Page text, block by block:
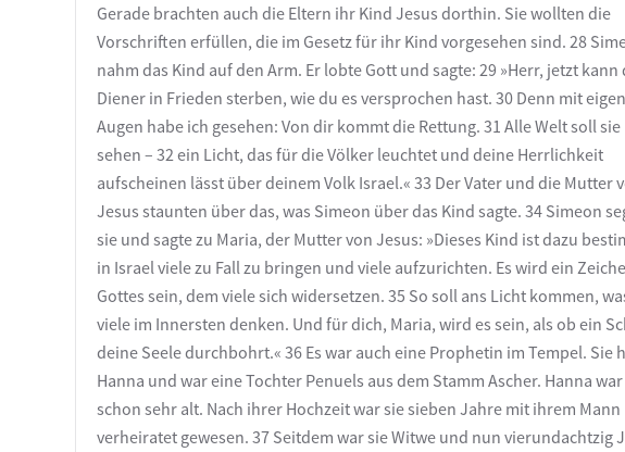
Gerade brachten auch die Eltern ihr Kind Jesus dorthin. Sie wollten die
Vorschriften erfüllen, die im Gesetz für ihr Kind vorgesehen sind. 28
nahm das Kind auf den Arm. Er lobte Gott und sagte: 29 »Herr, jetzt kann
Diener in Frieden sterben, wie du es versprochen hast. 30 Denn mit
Augen habe ich gesehen: Von dir kommt die Rettung. 31 Alle Welt soll sie
sehen – 32 ein Licht, das für die Völker leuchtet und deine Herrlichkeit
aufscheinen lässt über deinem Volk Israel.« 33 Der Vater und die Mutter
Jesus staunten über das, was Simeon über das Kind sagte. 34 Simeon
sie und sagte zu Maria, der Mutter von Jesus: »Dieses Kind ist dazu
in Israel viele zu Fall zu bringen und viele aufzurichten. Es wird ein
Gottes sein, dem viele sich widersetzen. 35 So soll ans Licht kommen,
viele im Innersten denken. Und für dich, Maria, wird es sein, als ob ein
deine Seele durchbohrt.« 36 Es war auch eine Prophetin im Tempel. Sie
Hanna und war eine Tochter Penuels aus dem Stamm Ascher. Hanna war
schon sehr alt. Nach ihrer Hochzeit war sie sieben Jahre mit ihrem Mann
verheiratet gewesen. 37 Seitdem war sie Witwe und nun vierundachtzig